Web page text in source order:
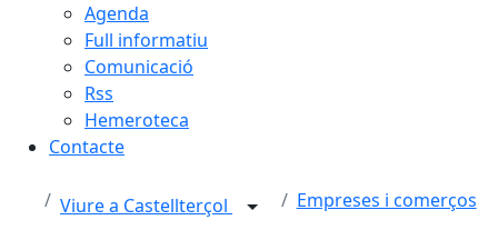
Agenda
Full informatiu
Comunicació
Rss
Hemeroteca
Contacte
Viure a Castellterçol Empreses i comerços